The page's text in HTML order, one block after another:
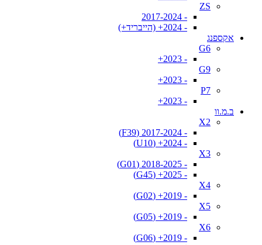
ZS
- 2017-2024
- 2024+ (הייבריד+)
אקספנג
G6
- 2023+
G9
- 2023+
P7
- 2023+
ב.מ.וו
X2
- 2017-2024 (F39)
- 2024+ (U10)
X3
- 2018-2025 (G01)
- 2025+ (G45)
X4
- 2019+ (G02)
X5
- 2019+ (G05)
X6
- 2019+ (G06)